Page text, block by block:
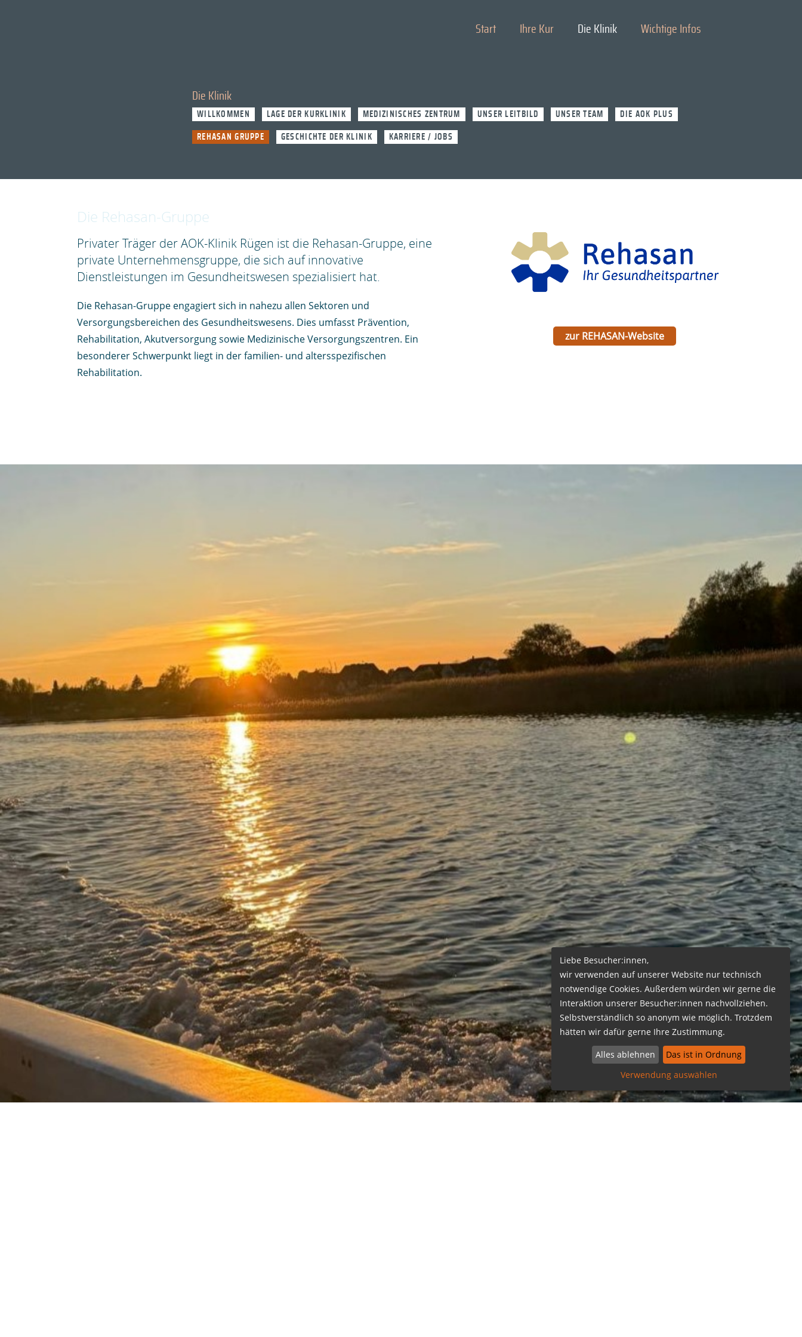
Liebe Besucher:innen,
wir verwenden auf unserer Website nur technisch
notwendige Cookies. Außerdem würden wir gerne die
Interaktion unserer Besucher:innen nachvollziehen.
Selbstverständlich so anonym wie möglich. Trotzdem
hätten wir dafür gerne Ihre Zustimmung.
Verwendung auswählen
Alles ablehnen Das ist in Ordnung
Start Ihre Kur Die Klinik
Die Klinik
WILLKOMMEN LAGE DER KURKLINIK MEDIZINISCHES ZENTRUM UNSER LEITBILD UNSER TEAM DIE AOK PLUS
REHASAN GRUPPE GESCHICHTE DER KLINIK KARRIERE / JOBS
Wichtige Infos
Suchen
Die Rehasan-Gruppe
Privater Träger der AOK-Klinik Rügen ist die Rehasan-Gruppe, eine
private Unternehmensgruppe, die sich auf innovative
Dienstleistungen im Gesundheitswesen spezialisiert hat.
Die Rehasan-Gruppe engagiert sich in nahezu allen Sektoren und
Versorgungsbereichen des Gesundheitswesens. Dies umfasst Prävention,
Rehabilitation, Akutversorgung sowie Medizinische Versorgungszentren. Ein
besonderer Schwerpunkt liegt in der familien- und altersspezifischen
Rehabilitation.
zur REHASAN-Website